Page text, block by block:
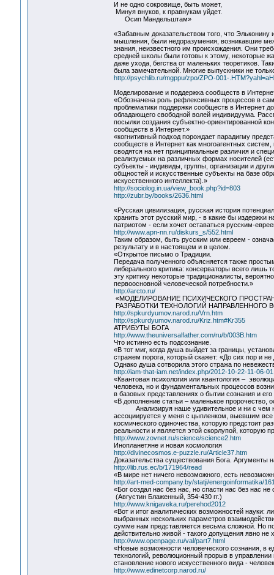
И не одно сокровище, быть может,
Минуя внуков, к правнукам уйдет.
Осип Мандельштам»
«Забавным доказательством того, что
мышления, были недоразумения, возникавшие
знания, неизвестного им происхождения. Они
средней школы были готовы к этому, некоторые
даже ухода, бегства от маленьких теоретиков.
была замечательной. Многие выпускники не
http://psychlib.ru/mgppu/zpo/ZPO-001-
Моделирование и поддержка сообществ в
«Обозначена роль рефлексивных процессов в
проблематики поддержки сообществ в Интернет
обладающего свободной волей индивидуума.
посылки создания субъектно-ориентированной
сообществ в Интернет.»
«когнитивный подход порождает парадигму
сообществ в Интернет как многоагентных систем,
сводятся на нет принципиальные различия и
реализуемых на различных формах носителей
субъекты - индивиды, группы, организации и
общностей и искусственные субъекты на базе
искусственного интеллекта).»
http://sociolog.in.ua/view_book.php?id=803
http://zubr.by/books/2636.html
«Русская цивилизация, русская история
хранить этот русский мир, - в какие бы издержки
патриотом - если хочет оставаться русским-
http://www.apn-nn.ru/diskurs_s/552.html
Таким образом, быть русским или евреем -
результату и в настоящем и в целом.
«Открытое письмо о Традиции.
Передача полученного объясняется также
либерального критика: консерваторы всего лишь
эту критику некоторые традиционалисты,
первоосновной человеческой потребности.»
http://arcto.ru/
«МОДЕЛИРОВАНИЕ ПСИХИЧЕСКОГО
РАЗРАБОТКИ ТЕХНОЛОГИЙ НАПРАВЛЕННОГО
http://spkurdyumov.narod.ru/Vrn.htm
http://spkurdyumov.narod.ru/Kriz.htm#Kr355
АТРИБУТЫ БОГА
http://www.theuniversalfather.com/ru/b/003B.htm
Что истинно есть подсознание.
«В тот миг, когда душа выйдет за границы,
стражем порога, который скажет: «До сих пор и
Однако душа сотворила этого стража по
http://iam-that-iam.net/index.php/2012-10-22-11-06-01
«Квантовая психология или квантология –
человека, но и фундаментальных процессов
в базовых представлениях о бытии сознания и
«В дополнение статьи – маленькое пророчество,
Анализируя наше удивительное и ни с чем не
ассоциируется у меня с цыпленком, выевшим
космического одиночества, которую предстоит
реальности и является этой скорлупой, которую
http://www.zovnet.ru/science/science2.htm
Инопланетяне и новая космология
http://divinecosmos.e-puzzle.ru/Article37.htm
Доказательства существования Бога. Аргументы
http://lib.rus.ec/b/171964/read
«В мире нет ничего невозможного, есть
http://art-med-company.by/statji/energoinformatika/
«Бог создал нас без нас, но спасти нас без нас не
(Августин Блаженный, 354-430 гг.)
http://www.knigaveka.ru/perehod2012
«Вот и итог аналитических возможностей науки:
выбранных нескольких параметров
сумме нам представляется весьма сложной. Но
действительно живой - такого допущения явно не
http://www.openpage.ru/val/part7.html
«Новые возможности человеческого сознания, в
технологий, революционный прорыв в
становление нового искусственного вида -
http://www.edinetcorp.narod.ru/